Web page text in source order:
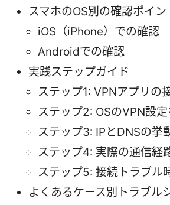
スマホのOS別の確認ポイン
iOS（iPhone）での確認
Androidでの確認
実践ステップガイド
ステップ1: VPNアプリの
ステップ2: OSのVPN設
ステップ3: IPとDNSの挙
ステップ4: 実際の通信経
ステップ5: 接続トラブル
よくあるケース別トラブル